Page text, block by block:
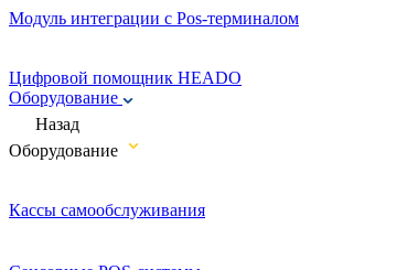
Модуль интеграции с Pos-терминалом
Цифровой помощник HEADO
Оборудование
Назад
Оборудование
Кассы самообслуживания